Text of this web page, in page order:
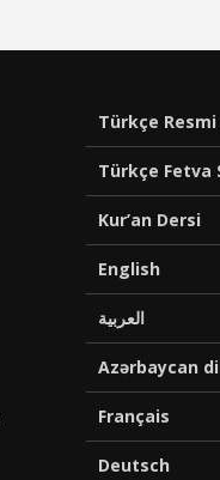
Türkçe Resmi
Türkçe Fetva
Kur’an Dersi
English
العربية
Azərbaycan
Français
Deutsch